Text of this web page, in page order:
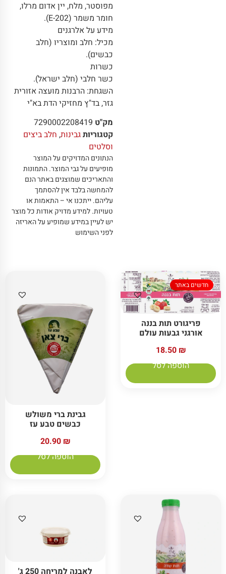
מפוסטר, מלח, יין אדום מרלו,
חומר משמר (E-202).
מידע על אלרגנים
מכיל: חלב ומוצריו (חלב
כבשים).
כשרות
כשר חלבי (חלב ישראל).
השגחת: הרבנות מועצה אזורית
גזר, בד"ץ מחזיקי הדת בא"י
מק"ט 7290002208419
קטגוריותגבינות, חלב ביצים
וסלטים
הנתונים המדויקים על המוצר
מופיעים על גבי המוצר.התמונות
והתאריכים שמוצגים באתר הנם
להמחשה בלבד אין להסתמך
עליהם.ייתכנו אי – התאמות או
טעויות.למידע מדויק אודות כל מוצר
יש לעיין במידע שמופיע על האריזה
לפני השימוש
חדשים באתר
פריגורט תות בננה
אורגני גבעות עולם
18.50 ₪
הוספה לסל
גבינת ברי משולש
כבשים טבע עז
20.90 ₪
הוספה לסל
לאבנה למריחה 250 ג'